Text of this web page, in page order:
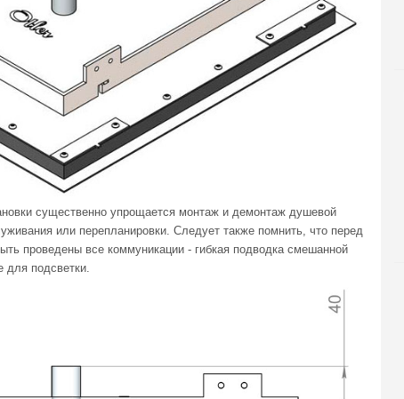
существенно упрощается монтаж и демонтаж душевой
или перепланировки. Следует также помнить, что перед
проведены все коммуникации - гибкая подводка смешанной
подсветки.